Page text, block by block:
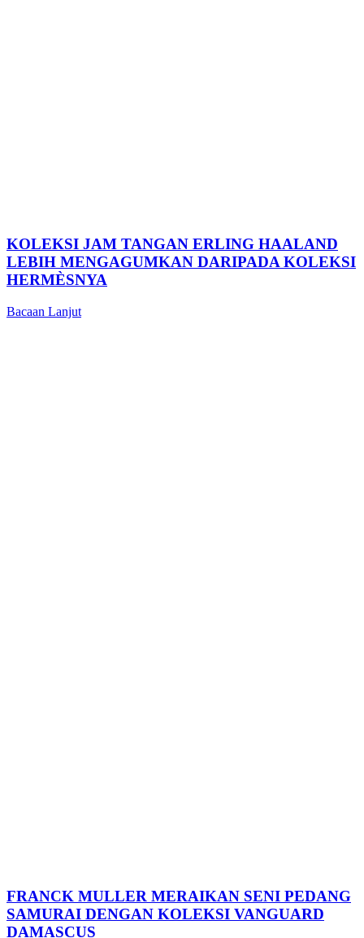
KOLEKSI JAM TANGAN ERLING HAALAND
LEBIH MENGAGUMKAN DARIPADA KOLEKSI
HERMÈSNYA
Bacaan Lanjut
FRANCK MULLER MERAIKAN SENI PEDANG
SAMURAI DENGAN KOLEKSI VANGUARD
DAMASCUS